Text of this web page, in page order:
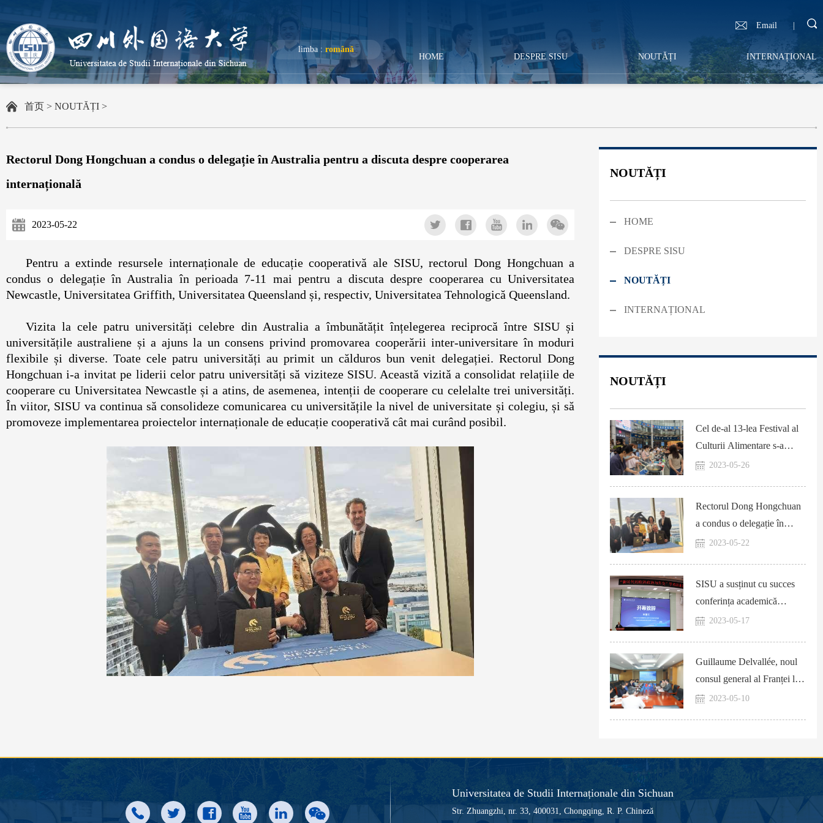
limba : română
Email |
HOME DESPRE SISU NOUTĂȚI INTERNAȚIONAL
首页 > NOUTĂȚI >
Rectorul Dong Hongchuan a condus o delegație în Australia pentru a discuta despre cooperarea
internațională
2023-05-22
Pentru a extinde resursele internaționale de educație cooperativă ale SISU, rectorul Dong Hongchuan a
condus o delegație în Australia în perioada 7-11 mai pentru a discuta despre cooperarea cu Universitatea
Newcastle, Universitatea Griffith, Universitatea Queensland și, respectiv, Universitatea Tehnologică Queensland.
Vizita la cele patru universități celebre din Australia a îmbunătățit înțelegerea reciprocă între SISU și
universitățile australiene și a ajuns la un consens privind promovarea cooperării inter-universitare în moduri
flexibile și diverse. Toate cele patru universități au primit un călduros bun venit delegației. Rectorul Dong
Hongchuan i-a invitat pe liderii celor patru universități să viziteze SISU. Această vizită a consolidat relațiile de
cooperare cu Universitatea Newcastle și a atins, de asemenea, intenții de cooperare cu celelalte trei universități.
În viitor, SISU va continua să consolideze comunicarea cu universitățile la nivel de universitate și colegiu, și să
promoveze implementarea proiectelor internaționale de educație cooperativă cât mai curând posibil.
NOUTĂȚI
HOME
DESPRE SISU
NOUTĂȚI
INTERNAȚIONAL
NOUTĂȚI
Cel de-al 13-lea Festival al
Culturii Alimentare s-a
încheiat cu succes
2023-05-26
Rectorul Dong Hongchuan
a condus o delegație în
Australia pentru a discuta
2023-05-22
SISU a susținut cu succes
conferința academică
„Politica și Diplomația
2023-05-17
Guillaume Delvallée, noul
consul general al Franței la
Chengdu, a vizitat SISU
2023-05-10
Universitatea de Studii Internaționale din Sichuan
Str. Zhuangzhi, nr. 33, 400031, Chongqing, R. P. Chineză